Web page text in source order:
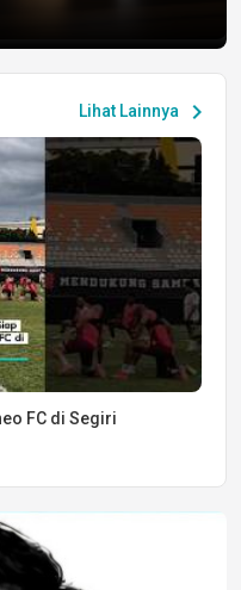
Lihat Lainnya chevron_right
FC di Segiri